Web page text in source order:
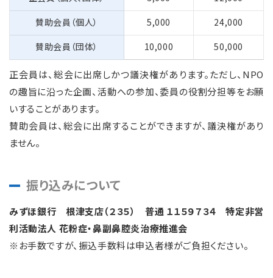
賛助会員（個人）
賛助会員（団体）
5,000
10,000
24,000
50,000
正会員は、総会に出席しかつ議決権があります。ただし、NPO
の趣旨に沿った企画、活動への参加、委員の役割分担等をお願
いすることがあります。
賛助会員は、総会に出席することができますが、議決権があり
ません。
振り込みについて
みずほ銀行 根津支店（２３５） 普通 １１５９７３４ 特定非営
利活動法人 花粉症・鼻副鼻腔炎治療推進会
※お手数ですが、振込手数料は申込者様がご負担ください。